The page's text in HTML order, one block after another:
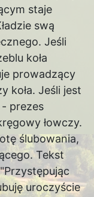
staje
swą
Jeśli
koła
prowadzący
koła. Jeśli jest
prezes
łowczy.
ślubowania,
Tekst
uroczyście